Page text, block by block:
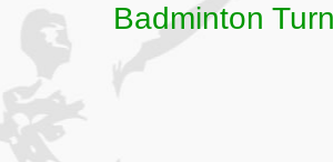
Badminton